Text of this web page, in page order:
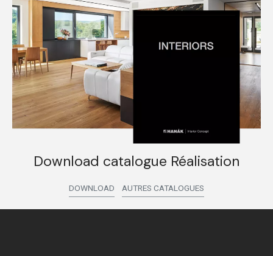
Download catalogue Réalisation
DOWNLOAD AUTRES CATALOGUES